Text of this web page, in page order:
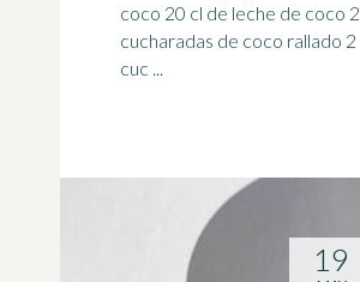
coco 20 cl de leche de coco 2
cucharadas de coco rallado 2
cuc ...
19